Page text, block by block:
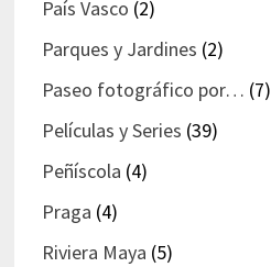
País Vasco (2)
Parques y Jardines (2)
Paseo fotográfico por… (7)
Películas y Series (39)
Peñíscola (4)
Praga (4)
Riviera Maya (5)